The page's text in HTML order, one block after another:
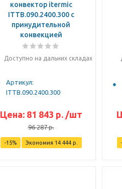
конвектор itermic
ITTB.090.2400.300 с
принудительной
конвекцией
Доступно на дальних складах
Артикул:
ITTB.090.2400.300
Цена: 81 843 р. /шт
96 287р.
-15% Экономия 14 444р. -